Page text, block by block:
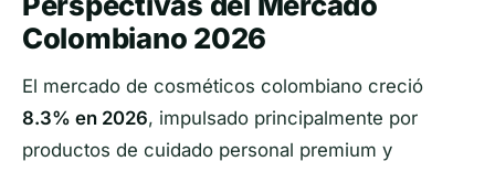
Colombiano 2026
El mercado de cosméticos colombiano creció
8.3% en 2026, impulsado principalmente por
productos de cuidado personal premium y